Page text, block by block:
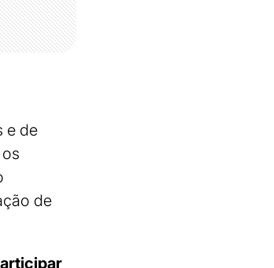
e de
de